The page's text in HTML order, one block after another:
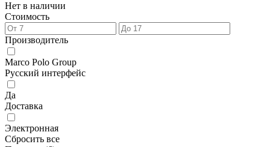
Нет в наличии
Стоимость
Производитель
Marco Polo Group
Русский интерфейс
Да
Доставка
Электронная
Сбросить все